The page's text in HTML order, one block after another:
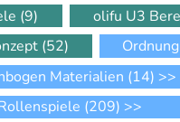
(9) olifu U3
(52) Ordnung
Materialien (14) >>
(209) >>